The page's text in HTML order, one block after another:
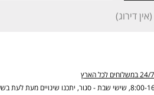
(אין דירוג)
יתכנו שינויים מעת לעת